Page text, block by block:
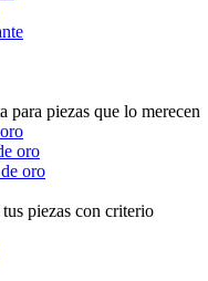
para piezas que lo merecen
oro
oro
piezas con criterio